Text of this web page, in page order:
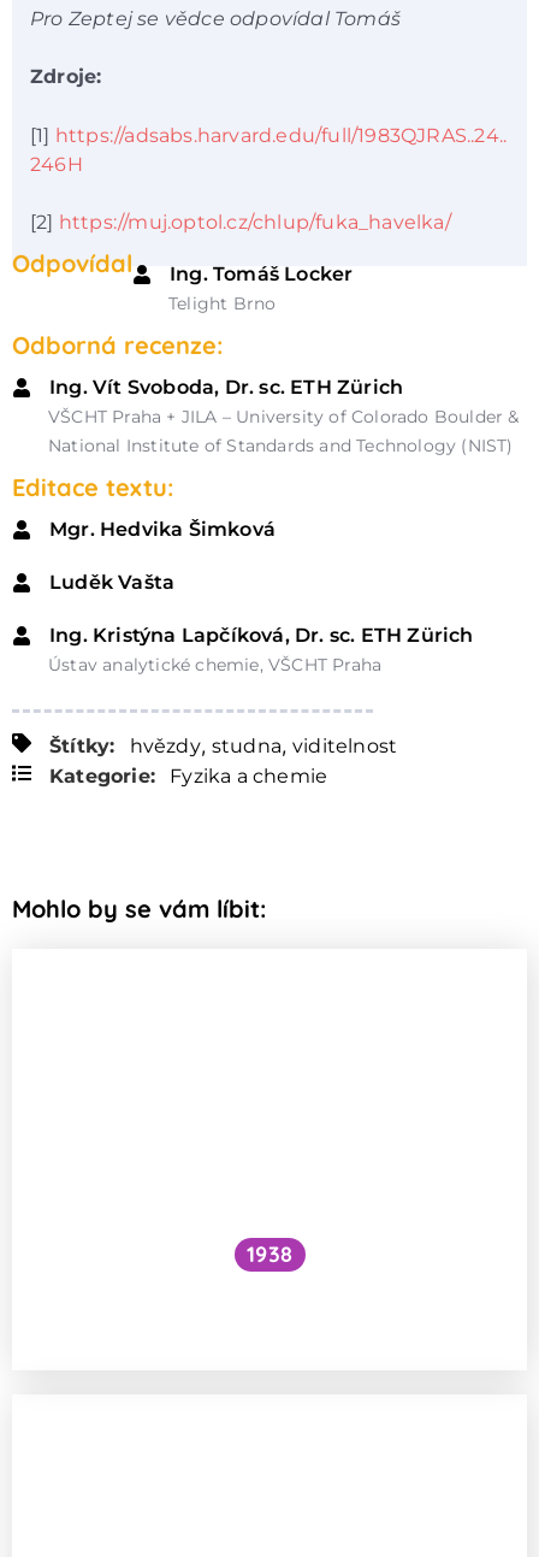
Pro Zeptej se vědce odpovídal Tomáš
Zdroje:
[1] https://adsabs.harvard.edu/full/1983QJRAS..24..
246H
[2] https://muj.optol.cz/chlup/fuka_havelka/
Odpovídal Ing. Tomáš Locker
Telight Brno
Odborná recenze:
Ing. Vít Svoboda, Dr. sc. ETH Zürich
VŠCHT Praha + JILA – University of Colorado Boulder &
National Institute of Standards and Technology (NIST)
Editace textu:
Mgr. Hedvika Šimková
Luděk Vašta
Ing. Kristýna Lapčíková, Dr. sc. ETH Zürich
Ústav analytické chemie, VŠCHT Praha
Štítky: hvězdy, studna, viditelnost
Kategorie:
Fyzika a chemie
Mohlo by se vám líbit:
1938